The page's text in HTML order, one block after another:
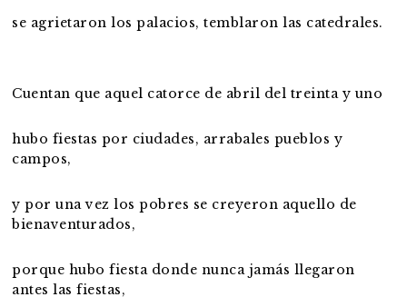
se agrietaron los palacios, temblaron las catedrales.
Cuentan que aquel catorce de abril del treinta y uno
hubo fiestas por ciudades, arrabales pueblos y
campos,
y por una vez los pobres se creyeron aquello de
bienaventurados,
porque hubo fiesta donde nunca jamás llegaron
antes las fiestas,